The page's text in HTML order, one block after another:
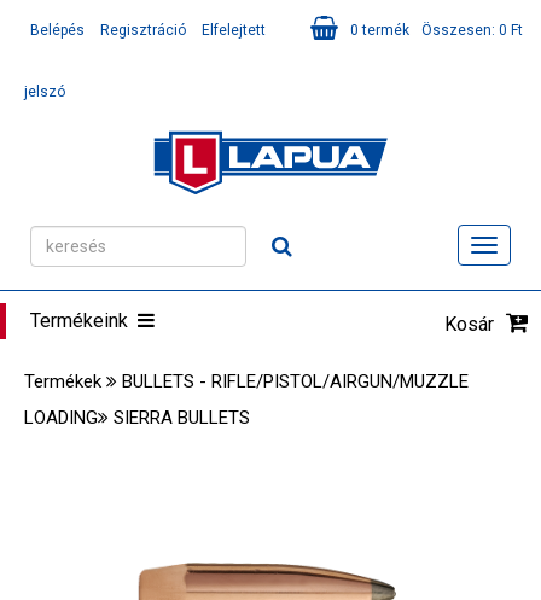
Összesen: 0 Ft
0 termék
Belépés Regisztráció Elfelejtett
jelszó
Termékeink Kosár
Termékek
BULLETS - RIFLE/PISTOL/AIRGUN/MUZZLE
LOADING
SIERRA BULLETS